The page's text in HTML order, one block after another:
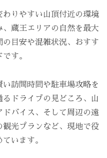
わりやすい山頂付近の環境
蔵王エリアの自然を最大
目安や混雑状況、おすす
す。
訪問時間や駐車場攻略を
ドライブの見どころ、山
ドバイス、そして周辺の遠
光プランなど、現地で役
います。